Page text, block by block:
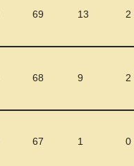
69 13 2
68 9 2
67 1 0